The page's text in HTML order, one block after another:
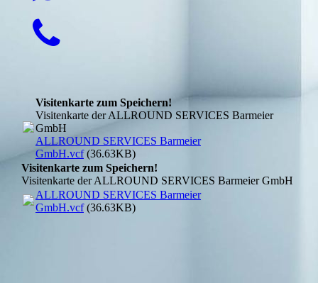
Visitenkarte zum Speichern!
Visitenkarte der ALLROUND SERVICES Barmeier
GmbH
ALLROUND SERVICES Barmeier
GmbH.vcf(36.63KB)
Visitenkarte zum Speichern!
Visitenkarte der ALLROUND SERVICES Barmeier GmbH
ALLROUND SERVICES Barmeier
GmbH.vcf(36.63KB)